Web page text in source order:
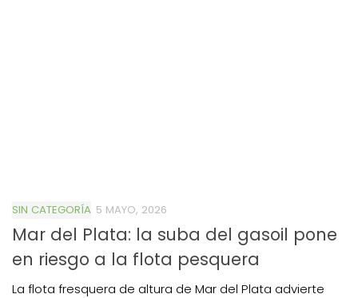
SIN CATEGORÍA 5 MAYO, 2026
Mar del Plata: la suba del gasoil pone
en riesgo a la flota pesquera
La flota fresquera de altura de Mar del Plata advierte